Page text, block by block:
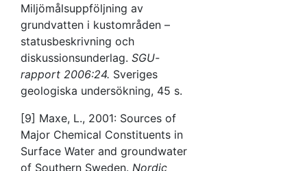
Miljömålsuppföljning av
grundvatten i kustområden –
statusbeskrivning och
diskussionsunderlag. SGU-
rapport 2006:24. Sveriges
geologiska undersökning, 45 s.
[9] Maxe, L., 2001: Sources of
Major Chemical Constituents in
Surface Water and groundwater
of Southern Sweden. Nordic